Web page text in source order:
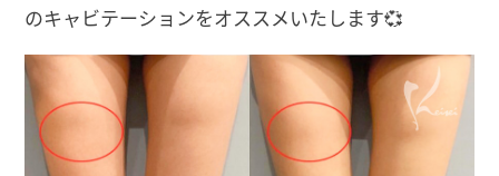
のキャビテーションをオススメいたします💞